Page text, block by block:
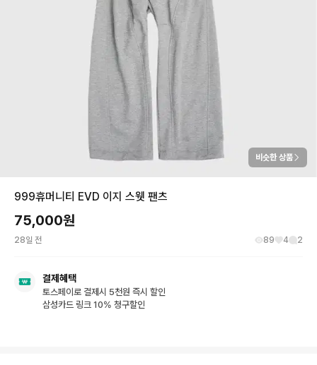
비슷한 상품
999휴머니티 EVD 이지 스웻 팬츠
75,000원
28일 전 89 4 2
결제혜택
토스페이로 결제시 5천원 즉시 할인
삼성카드 링크 10% 청구할인